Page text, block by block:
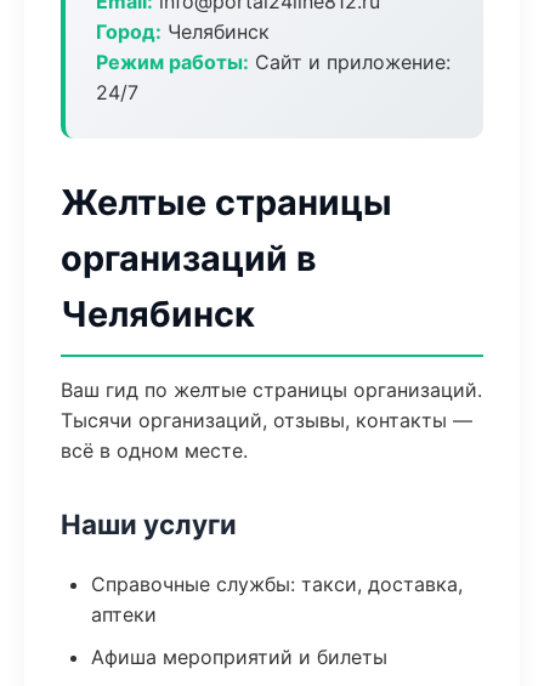
Город: Челябинск
Режим работы: Сайт и приложение:
24/7
Желтые страницы
организаций в
Челябинск
Ваш гид по желтые страницы организаций.
Тысячи организаций, отзывы, контакты —
всё в одном месте.
Наши услуги
Справочные службы: такси, доставка,
аптеки
Афиша мероприятий и билеты